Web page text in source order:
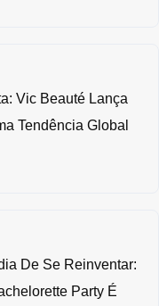
Vic Beauté Lança
Tendência Global
De Se Reinventar:
Party É